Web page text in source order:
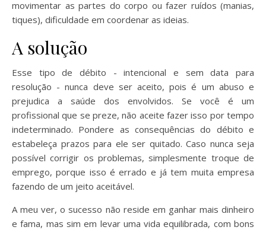
movimentar as partes do corpo ou fazer ruídos (manias,
tiques), dificuldade em coordenar as ideias.
A solução
Esse tipo de débito - intencional e sem data para
resolução - nunca deve ser aceito, pois é um abuso e
prejudica a saúde dos envolvidos. Se você é um
profissional que se preze, não aceite fazer isso por tempo
indeterminado. Pondere as consequências do débito e
estabeleça prazos para ele ser quitado. Caso nunca seja
possível corrigir os problemas, simplesmente troque de
emprego, porque isso é errado e já tem muita empresa
fazendo de um jeito aceitável.
A meu ver, o sucesso não reside em ganhar mais dinheiro
e fama, mas sim em levar uma vida equilibrada, com bons